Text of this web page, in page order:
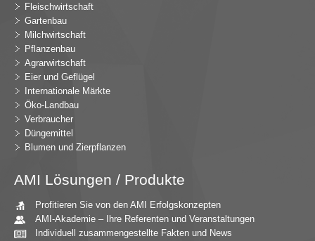
Fleischwirtschaft
Gartenbau
Milchwirtschaft
Pflanzenbau
Agrarwirtschaft
Eier und Geflügel
Internationale Märkte
Öko-Landbau
Verbraucher
Düngemittel
Blumen und Zierpflanzen
AMI Lösungen / Produkte
Profitieren Sie von den AMI Erfolgskonzepten
AMI-Akademie – Ihre Referenten und Veranstaltungen
Individuell zusammengestellte Fakten und News